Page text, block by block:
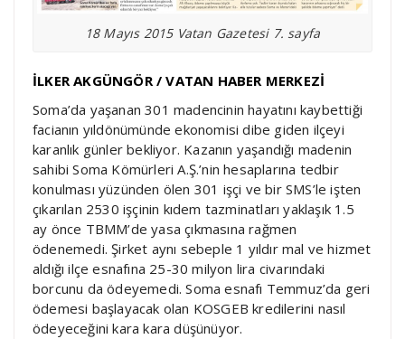
18 Mayıs 2015 Vatan Gazetesi 7. sayfa
İLKER AKGÜNGÖR / VATAN HABER MERKEZİ
Soma’da yaşanan 301 madencinin hayatını kaybettiği
facianın yıldönümünde ekonomisi dibe giden ilçeyi
karanlık günler bekliyor. Kazanın yaşandığı madenin
sahibi Soma Kömürleri A.Ş.’nin hesaplarına tedbir
konulması yüzünden ölen 301 işçi ve bir SMS’le işten
çıkarılan 2530 işçinin kıdem tazminatları yaklaşık 1.5
ay önce TBMM’de yasa çıkmasına rağmen
ödenemedi. Şirket aynı sebeple 1 yıldır mal ve hizmet
aldığı ilçe esnafına 25-30 milyon lira civarındaki
borcunu da ödeyemedi. Soma esnafı Temmuz’da geri
ödemesi başlayacak olan KOSGEB kredilerini nasıl
ödeyeceğini kara kara düşünüyor.